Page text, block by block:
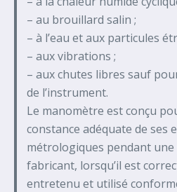
– au brouillard salin ;
– à l’eau et aux particules
– aux vibrations ;
– aux chutes libres sauf
de l’instrument.
Le manomètre est conçu
constance adéquate de ses
métrologiques pendant
fabricant, lorsqu’il est
entretenu et utilisé